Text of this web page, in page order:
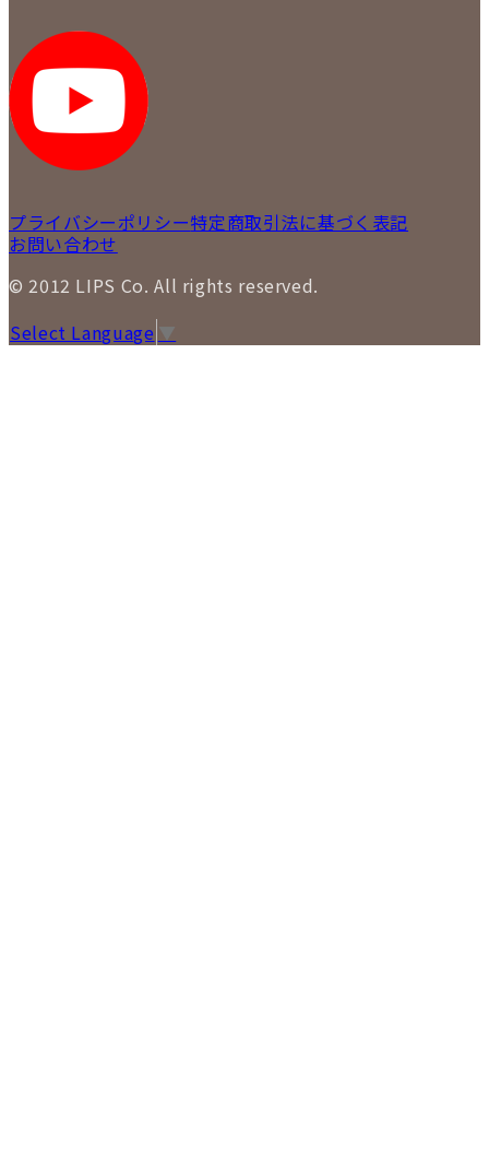
プライバシーポリシー特定商取引法に基づく表記
お問い合わせ
© 2012 LIPS Co. All rights reserved.
Select Language ▼